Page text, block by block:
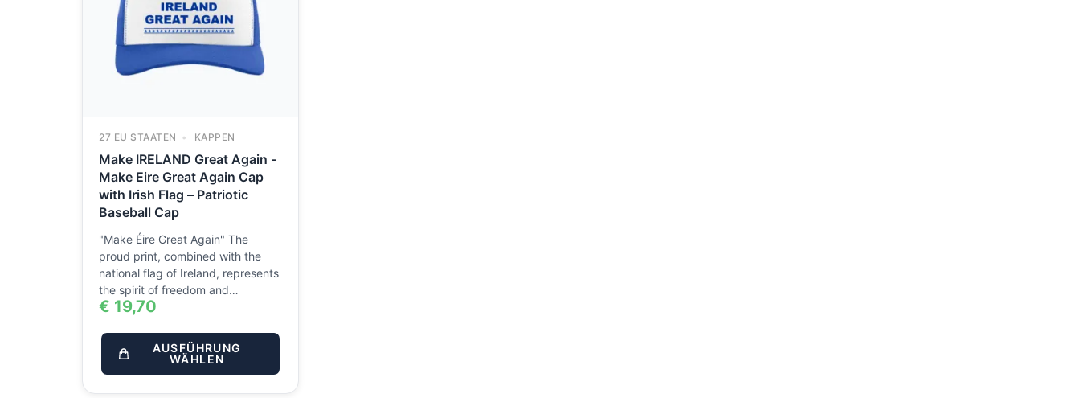
27 EU STAATEN KAPPEN
Make IRELAND Great Again -
Make Eire Great Again Cap
with Irish Flag – Patriotic
Baseball Cap
"Make Éire Great Again" The
proud print, combined with the
national flag of Ireland, represents
the spirit of freedom and…
€ 19,70
AUSFÜHRUNG
WÄHLEN